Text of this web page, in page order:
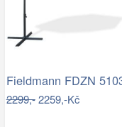
2299,-2259,-Kč